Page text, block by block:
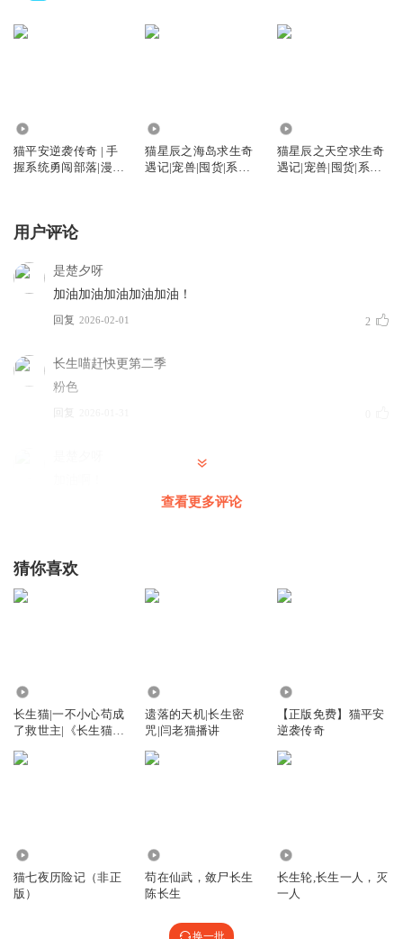
猫平安逆袭传奇 | 手
握系统勇闯部落|漫剧
猫星辰之海岛求生奇
遇记|宠兽|囤货|系统|
猫星辰之天空求生奇
遇记|宠兽|囤货|系统|
用户评论
是楚夕呀
加油加油加油加油加油！
回复 2026-02-01 2
长生喵赶快更第二季
粉色
回复
抢沙发
查看更多评论
猜你喜欢
长生猫|一不小心苟成
了救世主|《长生猫》
遗落的天机|长生密
咒|闫老猫播讲
【正版免费】猫平安
逆袭传奇
猫七夜历险记（非正
版）
苟在仙武，敛尸长生
陈长生
长生轮,长生一人，灭
一人
换一批